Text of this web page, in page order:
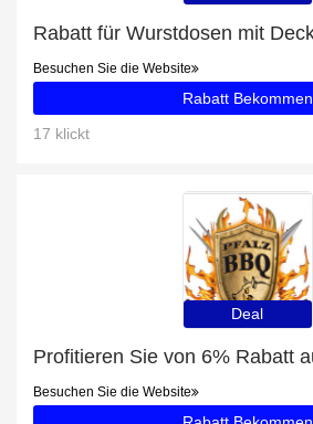
Besuchen Sie die Website
Rabatt Bekommen
17 klickt
Deal
Besuchen Sie die Website